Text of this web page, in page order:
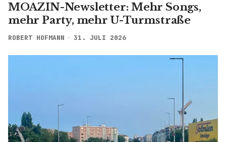
MOAZIN-Newsletter: Mehr Songs,
mehr Party, mehr U-Turmstraße
ROBERT HOFMANN 31. JULI 2026